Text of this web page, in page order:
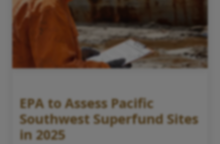
EPA to Assess Pacific
Southwest Superfund Sites
in 2025